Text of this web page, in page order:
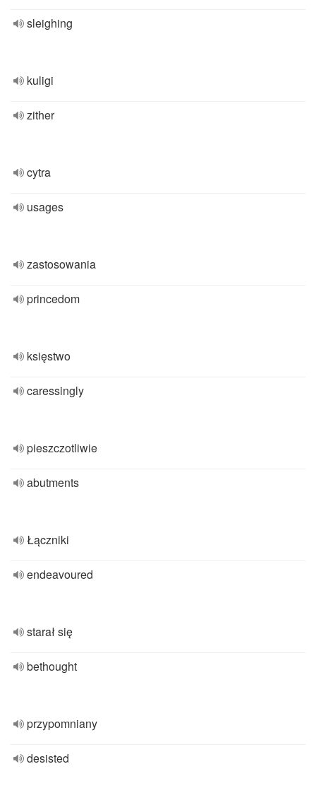
sleighing
kuligi
zither
cytra
usages
zastosowania
princedom
księstwo
caressingly
pieszczotliwie
abutments
Łączniki
endeavoured
starał się
bethought
przypomniany
desisted